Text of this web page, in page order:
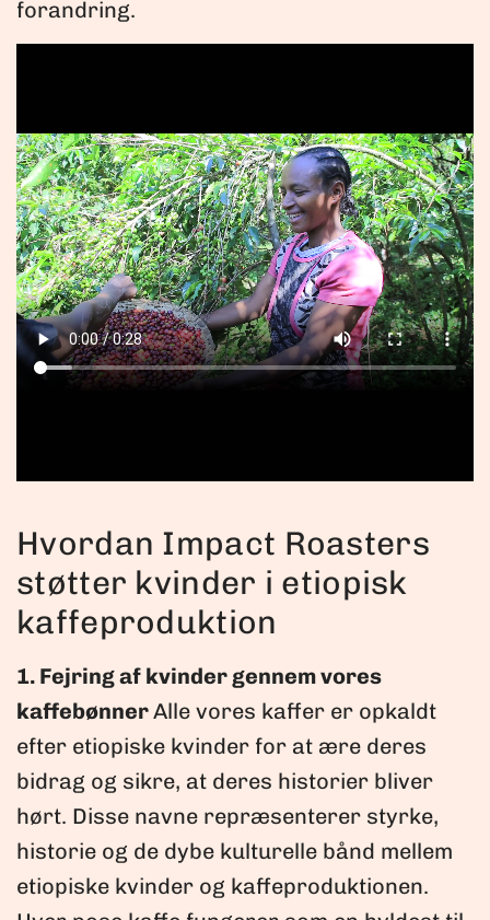
forandring.
Hvordan Impact Roasters
støtter kvinder i etiopisk
kaffeproduktion
1. Fejring af kvinder gennem vores
kaffebønnerAlle vores kaffer er opkaldt
efter etiopiske kvinder for at ære deres
bidrag og sikre, at deres historier bliver
hørt. Disse navne repræsenterer styrke,
historie og de dybe kulturelle bånd mellem
etiopiske kvinder og kaffeproduktionen.